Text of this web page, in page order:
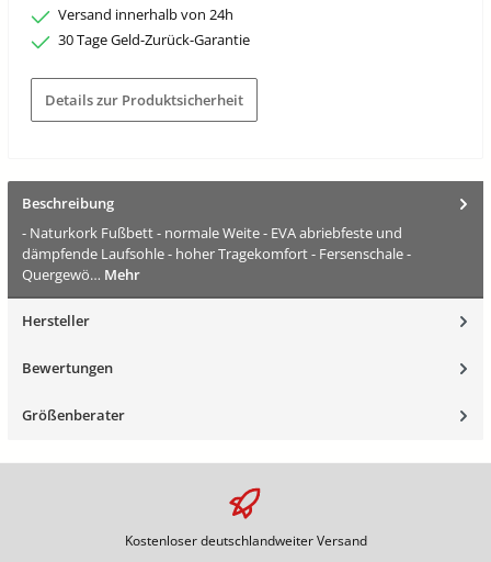
Versand innerhalb von 24h
30 Tage Geld-Zurück-Garantie
Details zur Produktsicherheit
Beschreibung
- Naturkork Fußbett - normale Weite - EVA abriebfeste und
dämpfende Laufsohle - hoher Tragekomfort - Fersenschale -
Quergewö… Mehr
Hersteller
Bewertungen
Größenberater
Kostenloser deutschlandweiter Versand